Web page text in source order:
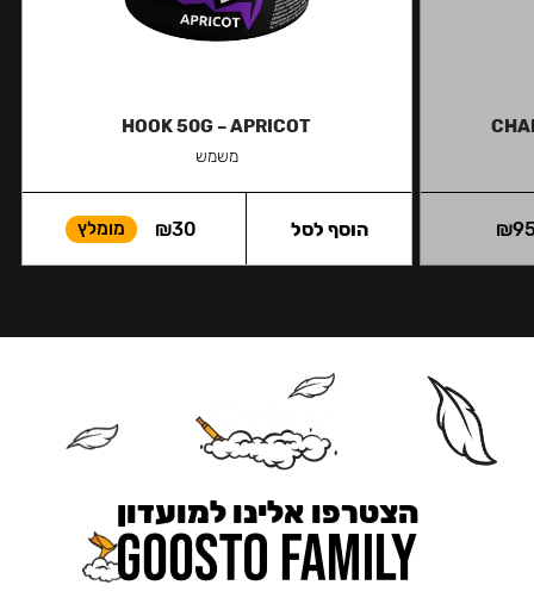
₪
HOOK 50G – APRICOT
משמש
₪30 מומלץ הוסף לסל
הצטרפו אלינו למועדון